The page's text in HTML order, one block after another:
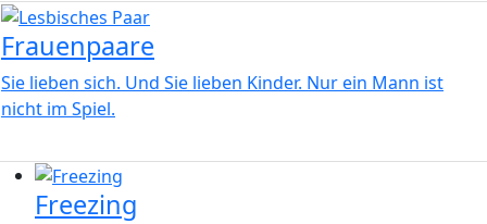
Bild
Frauenpaare
Sie lieben sich. Und Sie lieben Kinder. Nur ein Mann ist
nicht im Spiel.
Bild
Freezing